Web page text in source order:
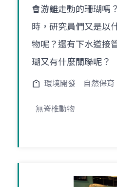
會游離走動的珊瑚嗎
時，研究員們又是以
物呢？還有下水道接
瑚又有什麼關聯呢？
環境開發 自然保育
無脊椎動物